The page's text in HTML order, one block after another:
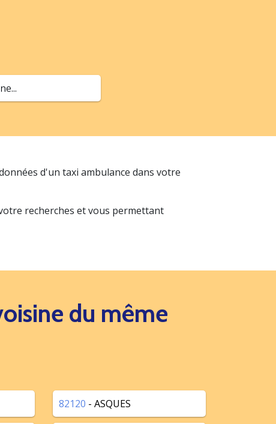
d'un taxi ambulance dans votre
recherches et vous permettant
du même
82120 - ASQUES